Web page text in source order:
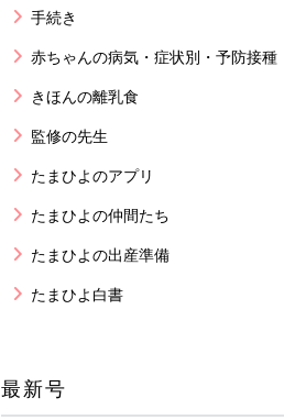
手続き
赤ちゃんの病気・症状別・予防接種
きほんの離乳食
監修の先生
たまひよのアプリ
たまひよの仲間たち
たまひよの出産準備
たまひよ白書
最新号